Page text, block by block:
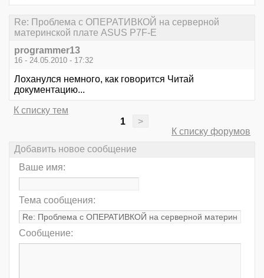
Re: Проблема с ОПЕРАТИВКОЙ на серверной
материнской плате ASUS P7F-E
programmer13
16 - 24.05.2010 - 17:32
Лоханулся немного, как говорится Читай
документацию...
К списку тем
1
>
К списку форумов
Добавить новое сообщение
Ваше имя:
Тема сообщения:
Сообщение: